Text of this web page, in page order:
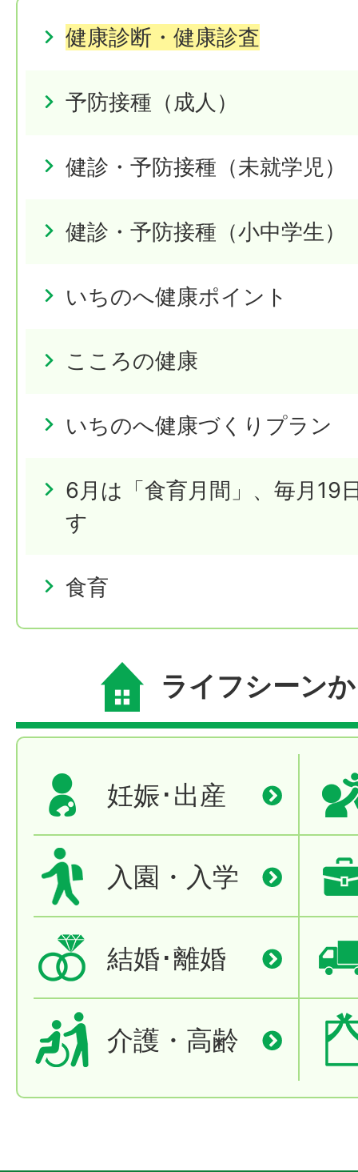
健康診断・健康診査
予防接種（成人）
健診・予防接種（未就学児）
健診・予防接種（小中学生）
いちのへ健康ポイント
こころの健康
いちのへ健康づくりプラン
6月は「食育月間」、毎月19
す
食育
ライフシーン
妊娠･出産
入園・入学
結婚･離婚
介護・高齢